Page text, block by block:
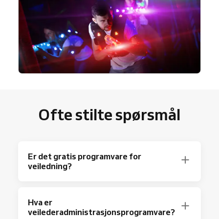
Ofte stilte spørsmål
Er det gratis programvare for
veiledning?
med opptil 40 bookinger per måned og alle
grunnleggendefunksjoner. Trenger du mer?
Hva er
veilederadministrasjonsprogramvare?